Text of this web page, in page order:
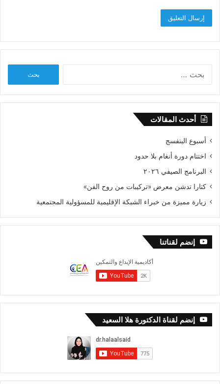
أحدث المقالات
أسبوع البنفسج
اختتام دورة أنغام بلا حدود
البرنامج الصيفي ٢٠٢٦
كتارا تدشن معرض «تركيبات من روح الفن»
زيارة مميزة من خبراء الشبكة الإقليمية للمسؤولية المجتمعية
إنضم لقناتنا
إنضم لقناة الدكتورة هلا السعيد